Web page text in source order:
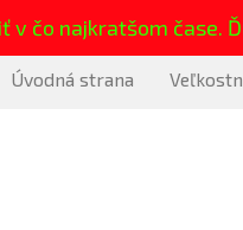
čo najkratšom čase.
Úvodná strana